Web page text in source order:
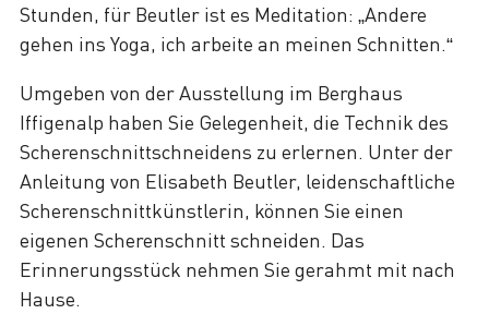
Stunden, für Beutler ist es Meditation: „Andere
gehen ins Yoga, ich arbeite an meinen Schnitten.“
Umgeben von der Ausstellung im Berghaus
Iffigenalp haben Sie Gelegenheit, die Technik des
Scherenschnittschneidens zu erlernen. Unter der
Anleitung von Elisabeth Beutler, leidenschaftliche
Scherenschnittkünstlerin, können Sie einen
eigenen Scherenschnitt schneiden. Das
Erinnerungsstück nehmen Sie gerahmt mit nach
Hause.